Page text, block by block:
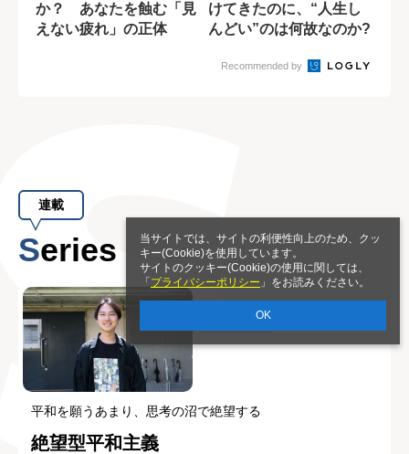
当サイトでは、サイトの利便性向上のため、クッ
キー(Cookie)を使用しています。
サイトのクッキー(Cookie)の使用に関しては、
「 プライバシーポリシー 」をお読みください。
OK
か？ あなたを蝕む「見
えない疲れ」の正体
けてきたのに、“人生し
んどい”のは何故なのか?
Recommended by
連載
Series
生き方
平和を願うあまり、思考の沼で絶望する
絶望型平和主義